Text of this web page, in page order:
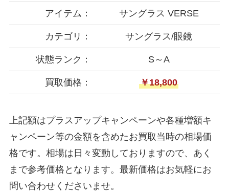
アイテム： サングラス VERSE
カテゴリ： サングラス/眼鏡
状態ランク： S～A
買取価格： ￥18,800
上記額はプラスアップキャンペーンや各種増額キ
ャンペーン等の金額を含めたお買取当時の相場価
格です。相場は日々変動しておりますので、あく
まで参考価格となります。最新価格はお気軽にお
問い合わせくださいませ。